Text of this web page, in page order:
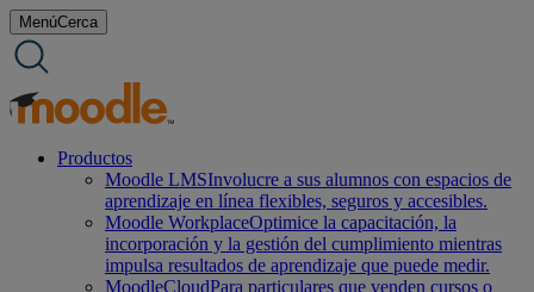
saltar
al
contenido
MenúCerca
Productos
Moodle LMSInvolucre a sus alumnos con espacios de
aprendizaje en línea flexibles, seguros y accesibles.
Moodle WorkplaceOptimice la capacitación, la
incorporación y la gestión del cumplimiento mientras
impulsa resultados de aprendizaje que puede medir.
MoodleCloudPara particulares que venden cursos o